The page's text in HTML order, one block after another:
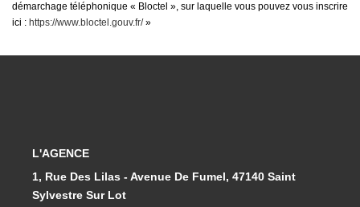
démarchage téléphonique « Bloctel », sur laquelle vous pouvez vous inscrire
ici : https://www.bloctel.gouv.fr/»
L'AGENCE
1, Rue Des Lilas - Avenue De Fumel, 47140 Saint
Sylvestre Sur Lot